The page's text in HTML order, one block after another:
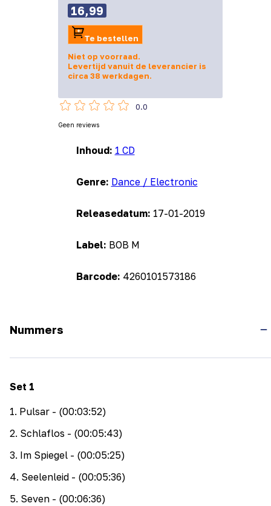
Inhoud: 1 CD
Genre: Dance / Electronic
Releasedatum: 17-01-2019
Label: BOB M
Barcode: 4260101573186
16,99
Te bestellen
Niet op voorraad.
Levertijd vanuit de leverancier is
circa 38 werkdagen.
0.0
Geen reviews
Nummers
Set 1
1. Pulsar - (00:03:52)
2. Schlaflos - (00:05:43)
3. Im Spiegel - (00:05:25)
4. Seelenleid - (00:05:36)
5. Seven - (00:06:36)